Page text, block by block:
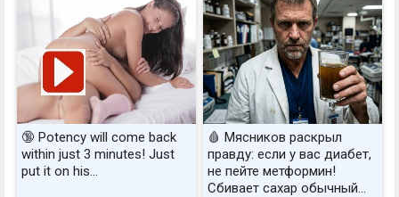
🔞 Potency will come back
within just 3 minutes! Just
put it on his…
🩸 Мясников раскрыл
правду: если у вас диабет,
не пейте метформин!
Сбивает сахар обычный...